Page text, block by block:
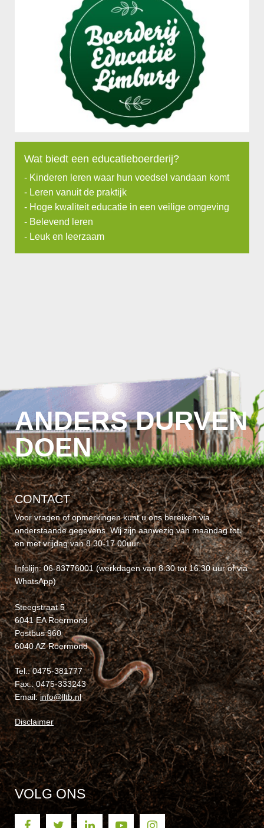
Wat biedt een educatieboerderij?
- Kinderen leren waar hun voedsel vandaan komt
- Leren vanuit de praktijk
- Hoge kwaliteit educatie in een veilige omgeving
- Belevend leren
- Leuk en leerzaam
ANDERS DURVEN
DOEN
CONTACT
Voor vragen of opmerkingen kunt u ons bereiken via
onderstaande gegevens. Wij zijn aanwezig van maandag tot
en met vrijdag van 8.30-17.00uur.
Infolijn: 06-83776001 (werkdagen van 8.30 tot 16.30 uur of via
WhatsApp)
Steegstraat 5
6041 EA Roermond
Postbus 960
6040 AZ Roermond
Tel.: 0475-381777
Fax.: 0475-333243
Email:info@lltb.nl
Disclaimer
VOLG ONS